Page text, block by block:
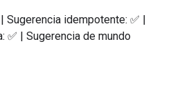
Sugerencia idempotente: ✅ |
✅ | Sugerencia de mundo